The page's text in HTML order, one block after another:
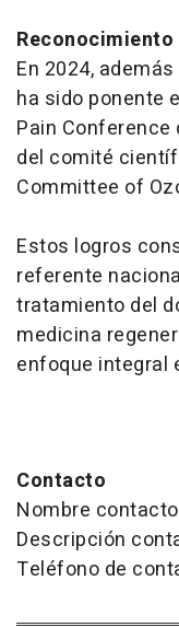
En 2024,
ha sido ponente
Pain
del comité
Committee of
Estos logros
referente
tratamiento del
medicina
enfoque integral
Contacto
Nombre
Descripción
Teléfono de